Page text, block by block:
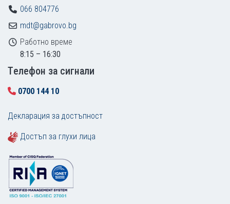
066 804776
mdt@gabrovo.bg
Работно време
8:15 – 16:30
Tелефон за сигнали
0700 144 10
Декларация за достъпност
Достъп за глухи лица